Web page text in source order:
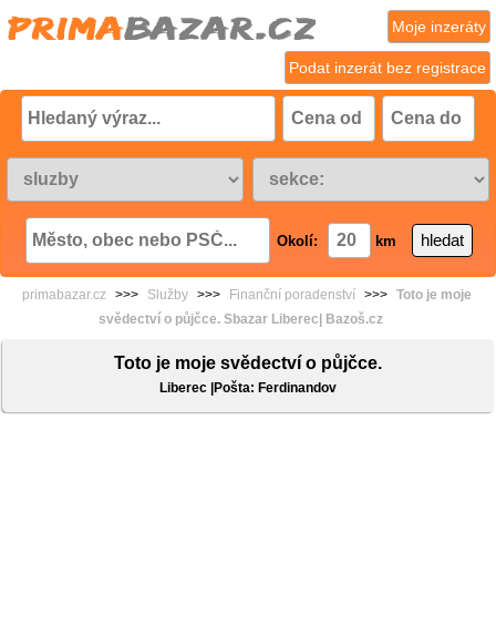
Podat inzerát bez registrace
Moje inzeráty
Okolí: km
primabazar.cz >>> Služby >>> Finanční poradenství >>> Toto je moje
svědectví o půjčce. Sbazar Liberec| Bazoš.cz
Toto je moje svědectví o půjčce.
Liberec |Pošta: Ferdinandov